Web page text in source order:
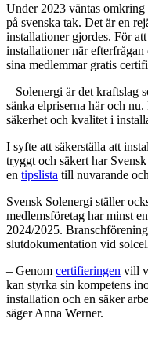
Under 2023 väntas
på svenska tak. Det är en
installationer gjordes. För
installationer när
sina medlemmar gratis
– Solenergi är det kraftslag
sänka elpriserna här och
säkerhet och kvalitet i
I syfte att säkerställa att
tryggt och säkert har
en tipslista till nuvarande
Svensk Solenergi ställer
medlemsföretag har minst
2024/2025.
slutdokumentation vid
– Genom certifieringen vill
kan styrka sin kompetens
installation och en säker
säger Anna Werner.